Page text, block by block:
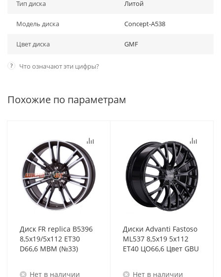
Тип диска Литой
Модель диска Concept-A538
Цвет диска GMF
? Что означают эти цифры?
Похожие по параметрам
Диск FR replica B5396
8,5x19/5x112 ET30
D66,6 MBM (№33)
Нет в наличии
Диски Advanti Fastoso
ML537 8,5x19 5x112
ET40 ЦО66,6 Цвет GBU
Нет в наличии